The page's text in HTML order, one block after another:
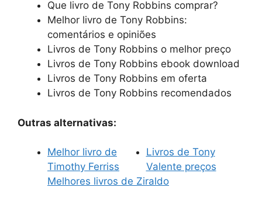
Que livro de Tony Robbins comprar?
Melhor livro de Tony Robbins:
comentários e opiniões
Livros de Tony Robbins o melhor preço
Livros de Tony Robbins ebook download
Livros de Tony Robbins em oferta
Livros de Tony Robbins recomendados
Outras alternativas:
Melhor livro de
Timothy Ferriss
Livros de Tony
Valente preços
Melhores livros de Ziraldo